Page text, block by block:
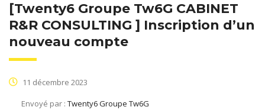
[Twenty6 Groupe Tw6G CABINET
R&R CONSULTING ] Inscription d’un
nouveau compte
11 décembre 2023
Envoyé par : Twenty6 Groupe Tw6G